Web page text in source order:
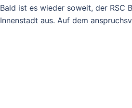
Bald ist es wieder soweit, der RSC
Innenstadt aus. Auf dem